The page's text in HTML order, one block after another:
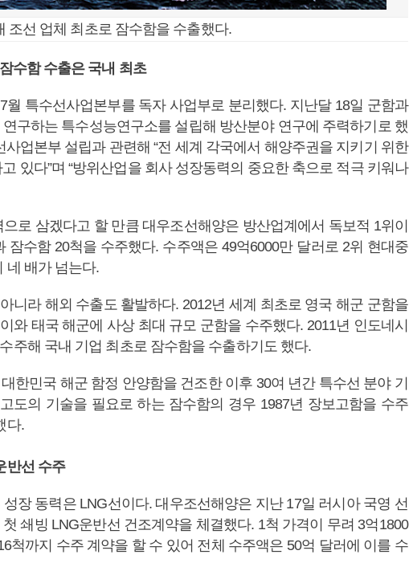
조선 업체 최초로 잠수함을 수출했다.
수함 수출은 국내 최초
월 특수선사업본부를 독자 사업부로 분리했다. 지난달 18일 군함과
구하는 특수성능연구소를 설립해 방산분야 연구에 주력하기로 했
사업본부 설립과 관련해 “전 세계 각국에서 해양주권을 지키기 위한
있다”며 “방위산업을 회사 성장동력의 중요한 축으로 적극 키워나
로 삼겠다고 할 만큼 대우조선해양은 방산업계에서 독보적 1위이
잠수함 20척을 수주했다. 수주액은 49억6000만 달러로 2위 현대중
네 배가 넘는다.
니라 해외 수출도 활발하다. 2012년 세계 최초로 영국 해군 군함을
와 태국 해군에 사상 최대 규모 군함을 수주했다. 2011년 인도네시
주해 국내 기업 최초로 잠수함을 수출하기도 했다.
한민국 해군 함정 안양함을 건조한 이후 30여 년간 특수선 분야 기
도의 기술을 필요로 하는 잠수함의 경우 1987년 장보고함을 수주
다.
반선 수주
장 동력은 LNG선이다. 대우조선해양은 지난 17일 러시아 국영 선
쇄빙 LNG운반선 건조계약을 체결했다. 1척 가격이 무려 3억1800
척까지 수주 계약을 할 수 있어 전체 수주액은 50억 달러에 이를 수